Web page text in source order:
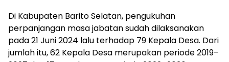
Di Kabupaten Barito Selatan, pengukuhan
perpanjangan masa jabatan sudah dilaksanakan
pada 21 Juni 2024 lalu terhadap 79 Kepala Desa. Dari
jumlah itu, 62 Kepala Desa merupakan periode 2019–